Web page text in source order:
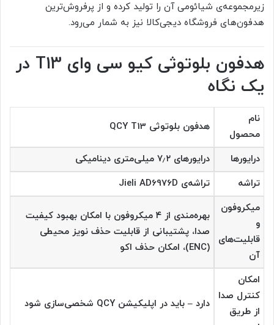
زیرمجموعه‌ی شیائومی آن را تولید کرده و از پرفروش‌ترین
هدفون‌های فروشگاه دیجی‌کالا نیز به شمار می‌رود.
هدفون بلوتوثی کیو سی وای T13 در
یک نگاه
نام
محصول
هدفون بلوتوثی QCY T13
درایورها
درایورهای ۷٫۲ میلی‌متری دینامیکی
تراشه
تراشه‌ی Jieli AD6976D
میکروفون
و
قابلیت‌های
آن
بهره‌مندی از ۴ میکروفون با امکان بهبود کیفیت
صدا، پشتیبانی از قابلیت حذف نویز محیطی
(ENC)، امکان حذف اکو
امکان
کنترل صدا
از طریق
دارد – باید در اپلیکیشن QCY شخصی‌سازی شود